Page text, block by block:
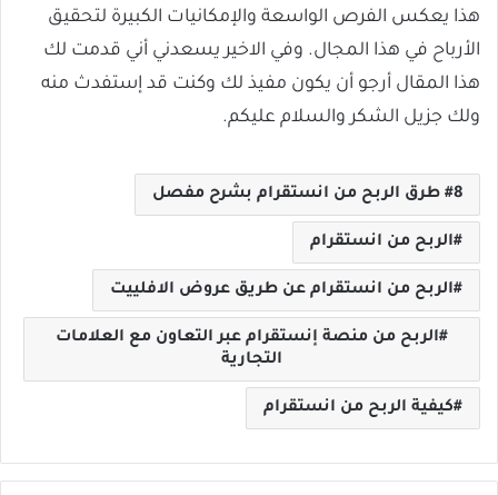
هذا يعكس الفرص الواسعة والإمكانيات الكبيرة لتحقيق
الأرباح في هذا المجال. وفي الاخير يسعدني أني قدمت لك
هذا المقال أرجو أن يكون مفيذ لك وكنت قد إستفدث منه
ولك جزيل الشكر والسلام عليكم.
8 طرق الربح من انستقرام بشرح مفصل
الربح من انستقرام
الربح من انستقرام عن طريق عروض الافلييت
الربح من منصة إنستقرام عبر التعاون مع العلامات
التجارية
كيفية الربح من انستقرام